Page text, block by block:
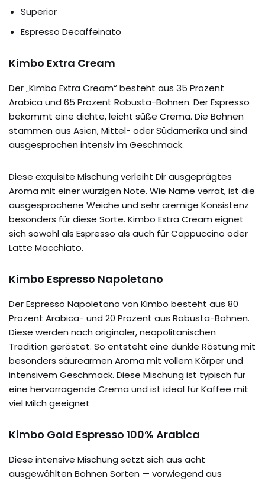
Superior
Espresso Decaffeinato
Kimbo Extra Cream
Der „Kimbo Extra Cream“ besteht aus 35 Prozent
Arabica und 65 Prozent Robusta-Bohnen. Der Espresso
bekommt eine dichte, leicht süße Crema. Die Bohnen
stammen aus Asien, Mittel- oder Südamerika und sind
ausgesprochen intensiv im Geschmack.
Diese exquisite Mischung verleiht Dir ausgeprägtes
Aroma mit einer würzigen Note. Wie Name verrät, ist die
ausgesprochene Weiche und sehr cremige Konsistenz
besonders für diese Sorte. Kimbo Extra Cream eignet
sich sowohl als Espresso als auch für Cappuccino oder
Latte Macchiato.
Kimbo Espresso Napoletano
Der Espresso Napoletano von Kimbo besteht aus 80
Prozent Arabica- und 20 Prozent aus Robusta-Bohnen.
Diese werden nach originaler, neapolitanischen
Tradition geröstet. So entsteht eine dunkle Röstung mit
besonders säurearmen Aroma mit vollem Körper und
intensivem Geschmack. Diese Mischung ist typisch für
eine hervorragende Crema und ist ideal für Kaffee mit
viel Milch geeignet
Kimbo Gold Espresso 100% Arabica
Diese intensive Mischung setzt sich aus acht
ausgewählten Bohnen Sorten — vorwiegend aus